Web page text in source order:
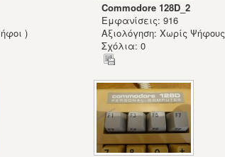
)
Commodore 128D_2
Εμφανίσεις: 916
Αξιολόγηση: Χωρίς Ψήφους
Σχόλια: 0